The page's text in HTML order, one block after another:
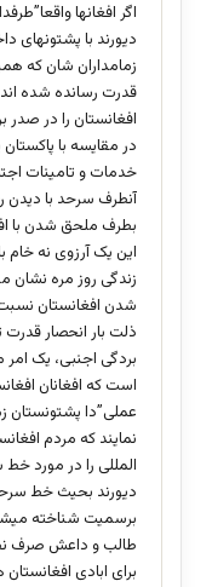
اگر افغانها
دیورند با پشتونهای
زمامداران شان که
قدرت رسانده شده
افغانستان را در صدر
در مقایسه با
خدمات و تامینات
آنطرف سرحد با دیدن
بطرف ملحق شدن با
این یک آرزوی نه خام
زندگی روز مره نشان
شدن افغانستان نسبت
ذلت بار انحصار
بردگی اجنبی، یک
است که افغانان
عملی”دا پشتونستان
نمایند که مردم
المللی را در مورد
دیورند بحیث خط
برسمیت شناخته
طالب و داعش صرف نظر
برای ابادی